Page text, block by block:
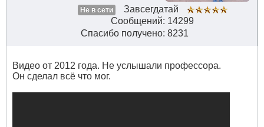
Не в сети
Завсегдатай
Сообщений: 14299
Спасибо получено: 8231
Видео от 2012 года. Не услышали профессора.
Он сделал всё что мог.